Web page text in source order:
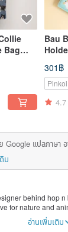
Bag
Side
Bau
301฿
4.7
Google แปลภาษา
ม
behind hop
for nature and
healing beauty of
is
อ่านเพิ่มเติม